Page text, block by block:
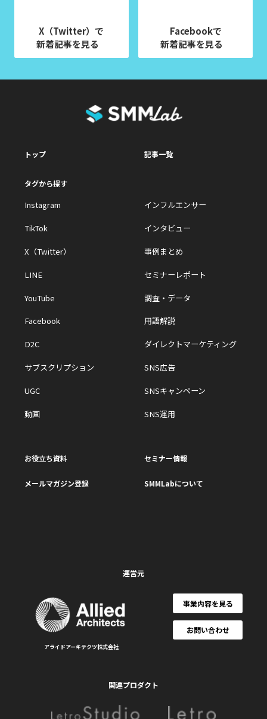
X（Twitter）で
新着記事を見る
Facebookで
新着記事を見る
トップ 記事一覧
タグから探す
Instagram
TikTok
X（Twitter）
LINE
YouTube
Facebook
D2C
サブスクリプション
UGC
動画
インフルエンサー
インタビュー
事例まとめ
セミナーレポート
調査・データ
用語解説
ダイレクトマーケティング
SNS広告
SNSキャンペーン
SNS運用
お役立ち資料 セミナー情報
メールマガジン登録 SMMLabについて
運営元
アライドアーキテクツ株式会社
事業内容を見る
お問い合わせ
関連プロダクト